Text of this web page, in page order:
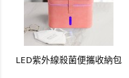
LED紫外線殺菌便攜收納包